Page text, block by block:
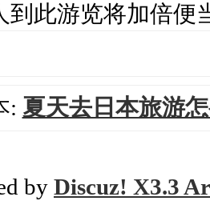
到此游览将加倍便
: 夏天去日本旅游
by Discuz! X3.3